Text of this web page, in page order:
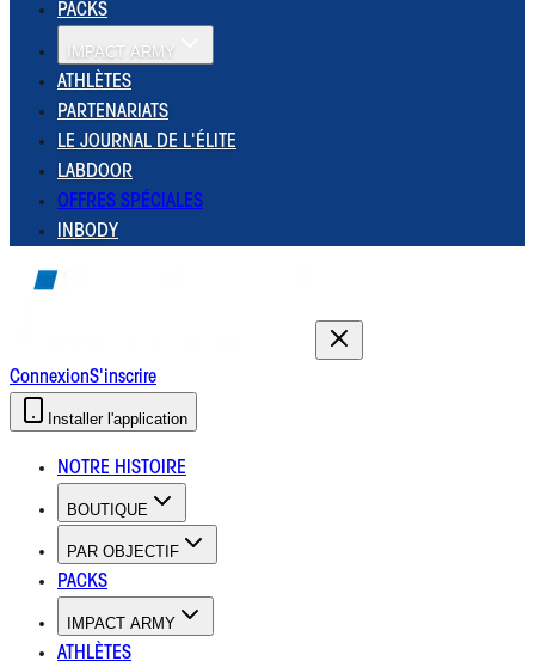
PACKS
IMPACT ARMY
ATHLÈTES
PARTENARIATS
LE JOURNAL DE L'ÉLITE
LABDOOR
OFFRES SPÉCIALES
INBODY
ConnexionS'inscrire
Installer l'application
NOTRE HISTOIRE
BOUTIQUE
PAR OBJECTIF
PACKS
IMPACT ARMY
ATHLÈTES